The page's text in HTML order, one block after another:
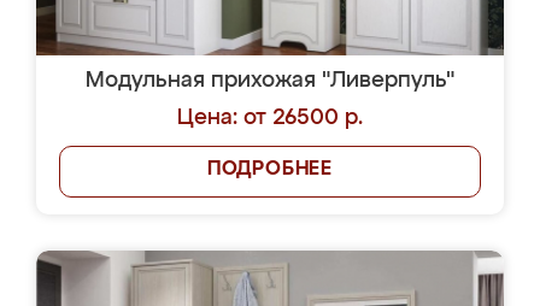
Модульная прихожая "Ливерпуль"
Цена: от 26500 р.
ПОДРОБНЕЕ